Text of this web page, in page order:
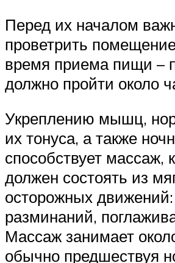
Перед их началом
проветрить
время приема пищи –
должно пройти около
Укреплению мышц,
их тонуса, а также
способствует массаж,
должен состоять из
осторожных
разминаний,
Массаж занимает
обычно предшествуя